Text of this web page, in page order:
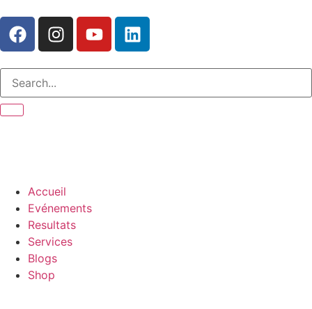
Accueil
Evénements
Resultats
Services
Blogs
Shop